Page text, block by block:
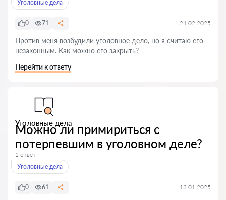
Уголовные дела
0 71 24.02.2025
Против меня возбудили уголовное дело, но я считаю его
незаконным. Как можно его закрыть?
Перейти к ответу
Уголовные дела
Можно ли примириться с
потерпевшим в уголовном деле?
1 ответ
Уголовные дела
0 61 13.01.2025